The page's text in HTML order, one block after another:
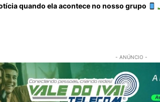
quando ela acontece no nosso grupo
- ANÚNCIO -